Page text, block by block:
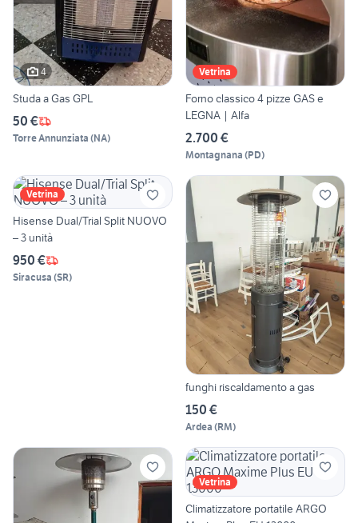
4
Studa a Gas GPL
50 €
Torre Annunziata (NA)
Vetrina
Forno classico 4 pizze GAS e
LEGNA | Alfa
2.700 €
Montagnana (PD)
Vetrina
Hisense Dual/Trial Split NUOVO
– 3 unità
950 €
Siracusa (SR)
funghi riscaldamento a gas
150 €
Ardea (RM)
Vetrina
Climatizzatore portatile ARGO